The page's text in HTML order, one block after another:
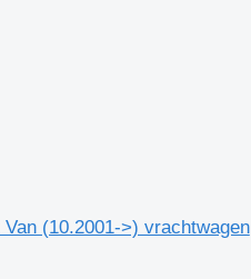
(10.2001->) vrachtwagen